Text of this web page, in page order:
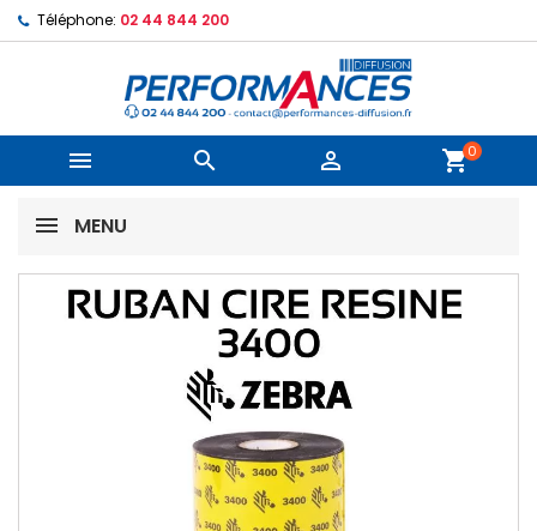
Téléphone: 02 44 844 200
   shopping_cart0
MENU